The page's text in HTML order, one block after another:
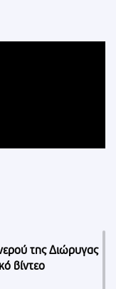
της Διώρυγας
βίντεο